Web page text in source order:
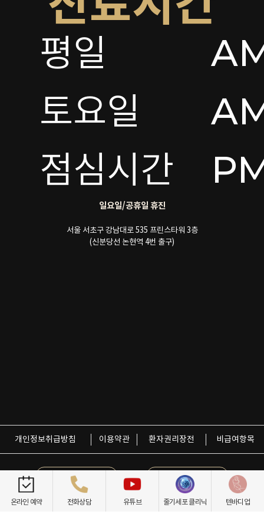
평일
토요일
점심시간
일요일/공휴일 휴진
서울 서초구 강남대로 535 프린스타워 3층
(신분당선 논현역 4번 출구)
개인정보취급방침 이용약관 환자권리장전 비급여항목
닥터케빈의원 텐바디업
온라인 예약 전화상담 유튜브 줄기세포 클리닉 텐바디업